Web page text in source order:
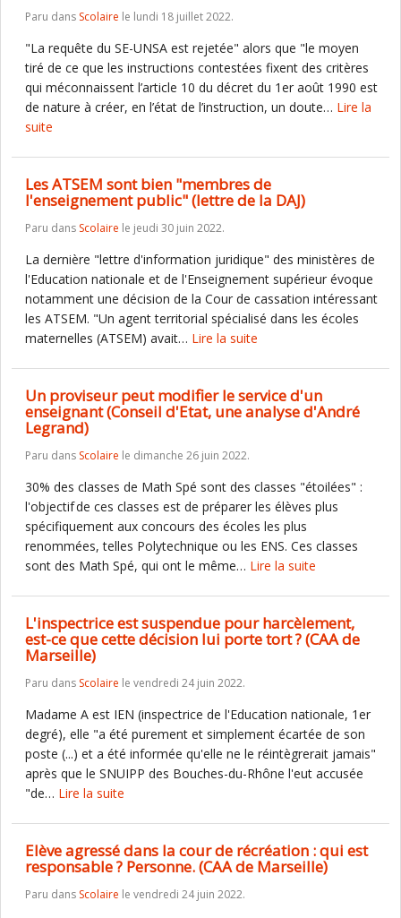
Paru dans Scolaire le lundi 18 juillet 2022.
"La requête du SE-UNSA est rejetée" alors que "le moyen
tiré de ce que les instructions contestées fixent des critères
qui méconnaissent l’article 10 du décret du 1er août 1990 est
de nature à créer, en l’état de l’instruction, un doute… Lire la
suite
Les ATSEM sont bien "membres de
l'enseignement public" (lettre de la DAJ)
Paru dans Scolaire le jeudi 30 juin 2022.
La dernière "lettre d'information juridique" des ministères de
l'Education nationale et de l'Enseignement supérieur évoque
notamment une décision de la Cour de cassation intéressant
les ATSEM. "Un agent territorial spécialisé dans les écoles
maternelles (ATSEM) avait… Lire la suite
Un proviseur peut modifier le service d'un
enseignant (Conseil d'Etat, une analyse d'André
Legrand)
Paru dans Scolaire le dimanche 26 juin 2022.
30% des classes de Math Spé sont des classes "étoilées" :
l'objectif de ces classes est de préparer les élèves plus
spécifiquement aux concours des écoles les plus
renommées, telles Polytechnique ou les ENS. Ces classes
sont des Math Spé, qui ont le même… Lire la suite
L'inspectrice est suspendue pour harcèlement,
est-ce que cette décision lui porte tort ? (CAA de
Marseille)
Paru dans Scolaire le vendredi 24 juin 2022.
Madame A est IEN (inspectrice de l'Education nationale, 1er
degré), elle "a été purement et simplement écartée de son
poste (...) et a été informée qu'elle ne le réintègrerait jamais"
après que le SNUIPP des Bouches-du-Rhône l'eut accusée
"de… Lire la suite
Elève agressé dans la cour de récréation : qui est
responsable ? Personne. (CAA de Marseille)
Paru dans Scolaire le vendredi 24 juin 2022.